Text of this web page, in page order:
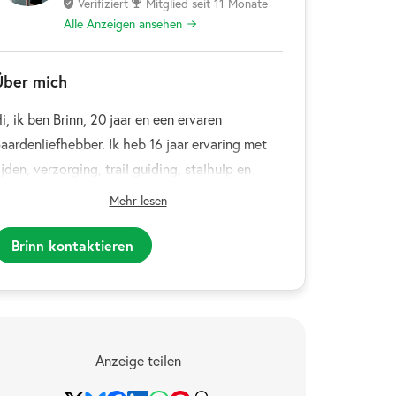
Alle Anzeigen ansehen
mich
ik ben Brinn, 20 jaar en een ervaren
Ik heb 16 jaar ervaring met
verzorging, trail guiding, stalhulp en
stalmanagement. Momenteel studeer ik tot
Academie en ben ik bezig met mijn eigen
bedrijf, Equinómas, gericht op paardenwelzijn
herstel.
Mehr lesen
Brinn kontaktieren
Anzeige teilen